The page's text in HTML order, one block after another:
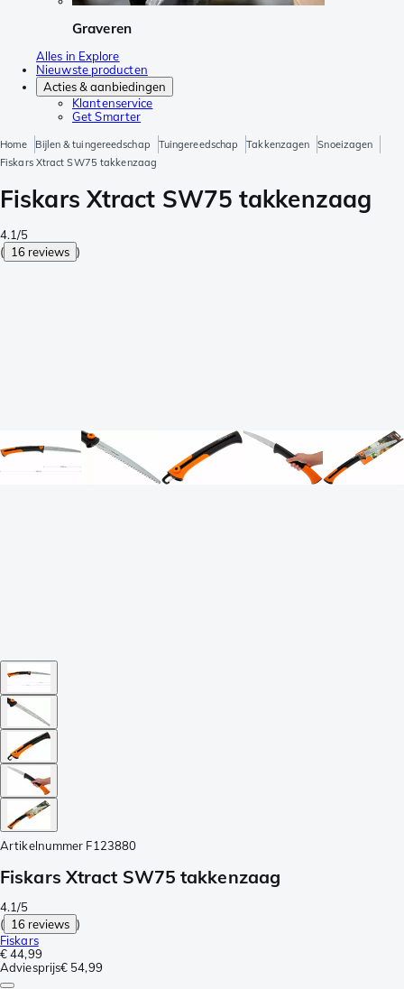
Graveren
Alles in Explore
Nieuwste producten
Acties & aanbiedingen
Klantenservice
Get Smarter
Home Bijlen & tuingereedschap Tuingereedschap Takkenzagen
Snoeizagen
Fiskars Xtract SW75 takkenzaag
Fiskars Xtract SW75 takkenzaag
4.1/5
( 16 reviews )
Artikelnummer F123880
Fiskars Xtract SW75 takkenzaag
4.1/5
( 16 reviews )
Fiskars
€ 44,99
Adviesprijs€ 54,99